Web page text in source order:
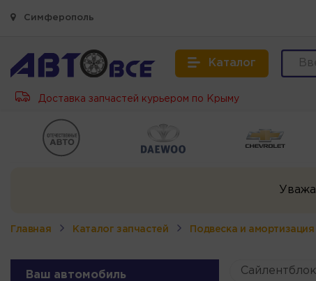
Симферополь
Каталог
Доставка запчастей курьером по Крыму
Главная Каталог запчастей Подвеска и амортизация
Ваш автомобиль